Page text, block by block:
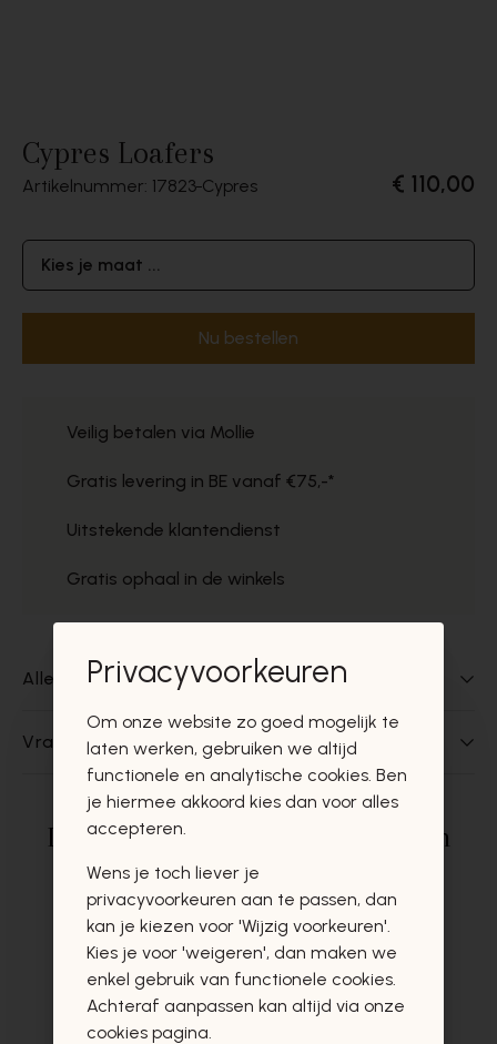
Cypres Loafers
Artikelnummer: 17823 Cypres € 110,00
Kies je maat ...
Nu bestellen
Veilig betalen via Mollie
Gratis levering in BE vanaf €75,-*
Uitstekende klantendienst
Gratis ophaal in de winkels
Alles over dit product
Vragen over dit product?
Deze producten zullen u zeker en
vast ook interesseren
- 30%
Privacyvoorkeuren
Om onze website zo goed mogelijk te
laten werken, gebruiken we altijd
functionele en analytische cookies. Ben
je hiermee akkoord kies dan voor alles
accepteren.
Wens je toch liever je
privacyvoorkeuren aan te passen, dan
kan je kiezen voor 'Wijzig voorkeuren'.
Kies je voor 'weigeren', dan maken we
enkel gebruik van functionele cookies.
Achteraf aanpassen kan altijd via onze
cookies pagina.